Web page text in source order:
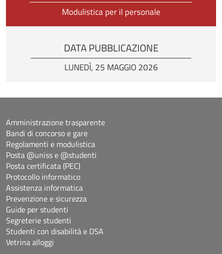
Modulistica per il personale
DATA PUBBLICAZIONE
LUNEDÌ, 25 MAGGIO 2026
Amministrazione trasparente
Bandi di concorso e gare
Regolamenti e modulistica
Posta @uniss e @studenti
Posta certificata (PEC)
Protocollo informatico
Assistenza informatica
Prevenzione e sicurezza
Guide per studenti
Segreterie studenti
Studenti con disabilità e DSA
Vetrina alloggi